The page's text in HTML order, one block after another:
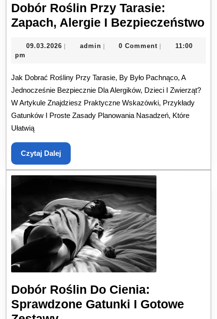
Dobór Roślin Przy Tarasie:
Zapach, Alergie I Bezpieczeństwo
09.03.2026 09.03.2026
| adminadmin
| 0 Comment |
11:00
pm
Jak Dobrać Rośliny Przy Tarasie, By Było Pachnąco, A
Jednocześnie Bezpiecznie Dla Alergików, Dzieci I Zwierząt?
W Artykule Znajdziesz Praktyczne Wskazówki, Przykłady
Gatunków I Proste Zasady Planowania Nasadzeń, Które
Ułatwią
Czytaj DalejCzytaj
Dalej
Dobór Roślin Do Cienia:
Sprawdzone Gatunki I Gotowe